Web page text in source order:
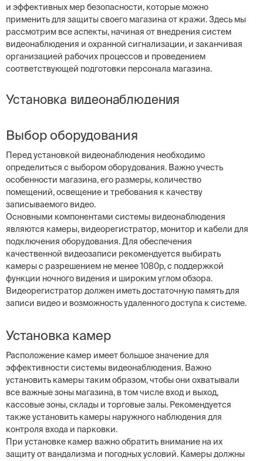
и эффективных мер безопасности, которые можно
применить для защиты своего магазина от кражи. Здесь мы
рассмотрим все аспекты, начиная от внедрения систем
видеонаблюдения и охранной сигнализации, и заканчивая
организацией рабочих процессов и проведением
соответствующей подготовки персонала магазина.
Установка видеонаблюдения
Выбор оборудования
Перед установкой видеонаблюдения необходимо
определиться с выбором оборудования. Важно учесть
особенности магазина, его размеры, количество
помещений, освещение и требования к качеству
записываемого видео.
Основными компонентами системы видеонаблюдения
являются камеры, видеорегистратор, монитор и кабели для
подключения оборудования. Для обеспечения
качественной видеозаписи рекомендуется выбирать
камеры с разрешением не менее 1080p, с поддержкой
функции ночного видения и широким углом обзора.
Видеорегистратор должен иметь достаточную память для
записи видео и возможность удаленного доступа к системе.
Установка камер
Расположение камер имеет большое значение для
эффективности системы видеонаблюдения. Важно
установить камеры таким образом, чтобы они охватывали
все важные зоны магазина, в том числе вход и выход,
кассовые зоны, склады и торговые залы. Рекомендуется
также установить камеры наружного наблюдения для
контроля входа и парковки.
При установке камер важно обратить внимание на их
защиту от вандализма и погодных условий. Камеры должны